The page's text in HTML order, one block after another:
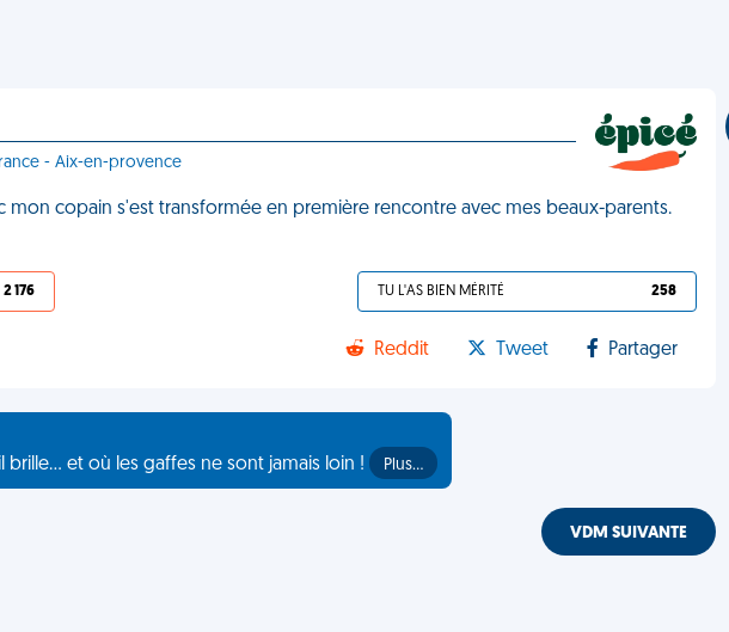
- Aix-en-provence
mon copain s'est transformée en première rencontre avec mes beaux-parents.
2 176 TU L'AS BIEN MÉRITÉ 258
Reddit Tweet Partager
brille... et où les gaffes ne sont jamais loin !
Plus…
VDM SUIVANTE